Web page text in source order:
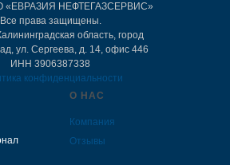
О НАС
Компания
Отзывы
«ЕВРАЗИЯ НЕФТЕГАЗСЕРВИС»
Все права защищены.
область, город
ул. Сергеева, д. 14, офис 446
ИНH 3906387338
конфиденциальности